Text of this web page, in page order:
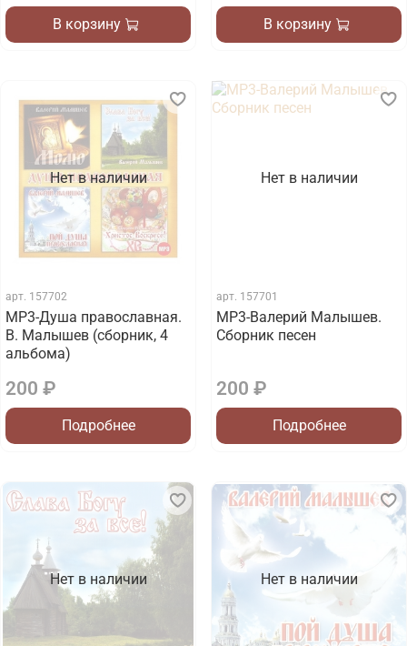
В корзину В корзину
Нет в наличии
арт. 157702
МР3-Душа православная.
В. Малышев (сборник, 4
альбома)
200 ₽
Подробнее
Нет в наличии
арт. 157701
МР3-Валерий Малышев.
Сборник песен
200 ₽
Подробнее
Нет в наличии Нет в наличии